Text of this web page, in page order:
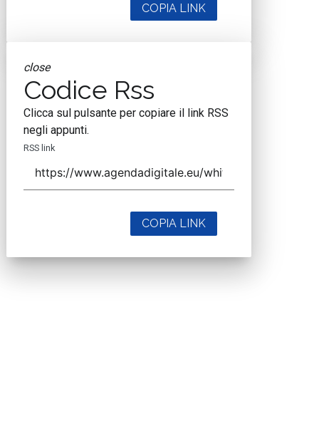
COPIA LINK
close
Codice Rss
Clicca sul pulsante per copiare il link RSS
negli appunti.
RSS link
COPIA LINK